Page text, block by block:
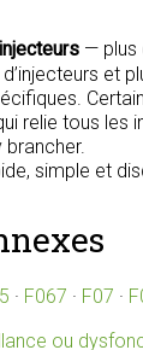
— plus
et
relie tous les
brancher.
simple et
· F067 · F07 ·
ou